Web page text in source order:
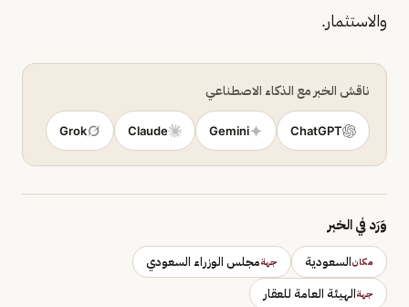
والاستثمار.
ناقش الخبر مع الذكاء الاصطناعي
ChatGPT
Gemini
Claude
Grok
وَرَد في الخبر
مكانالسعودية جهةمجلس الوزراء السعودي
جهةالهيئة العامة للعقار